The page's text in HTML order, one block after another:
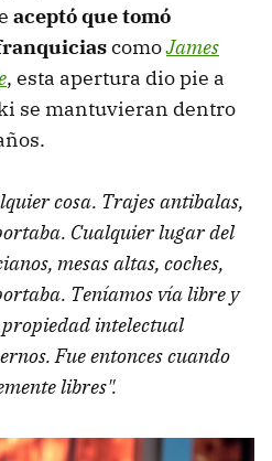
aceptó que tomó
comoJames
, esta apertura dio pie a
se mantuvieran dentro
cosa. Trajes antibalas,
Cualquier lugar del
mesas altas, coches,
Teníamos vía libre y
intelectual
Fue entonces cuando
libres".